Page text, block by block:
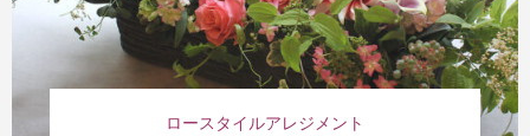
ロースタイルアレジメント